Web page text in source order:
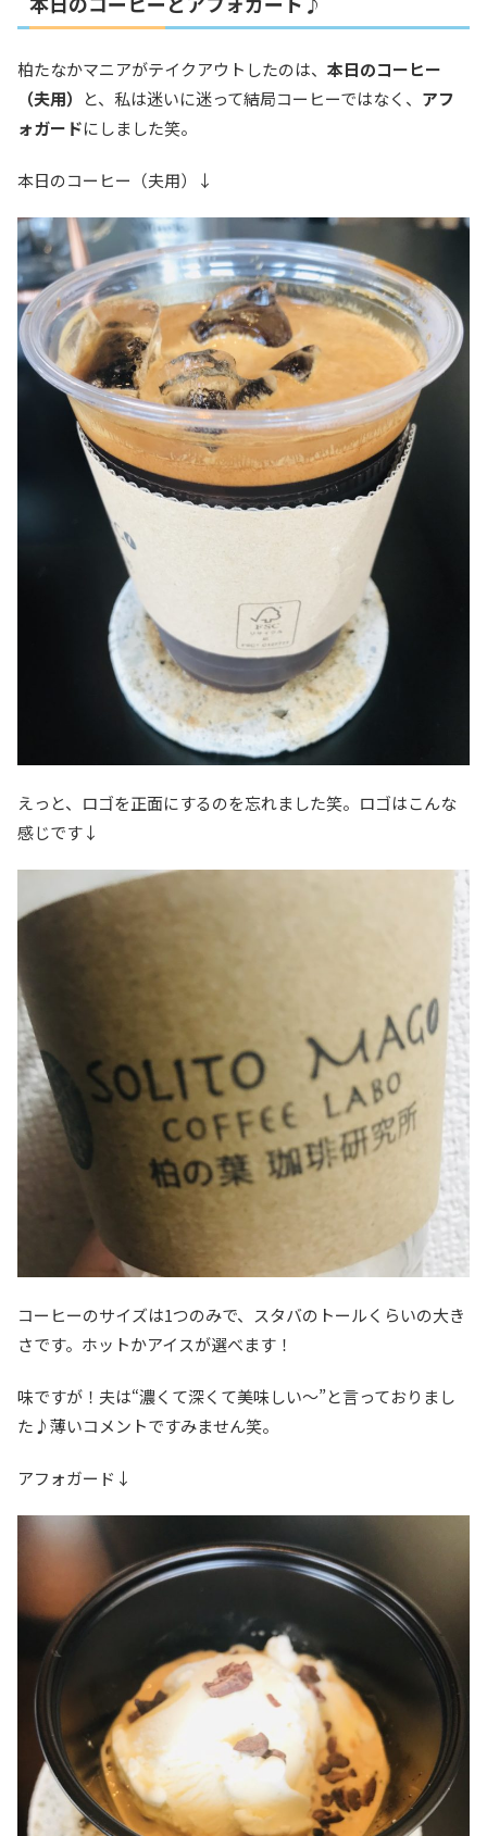
柏たなかマニアがテイクアウトしたのは、 本日のコーヒー
（夫用）
と、私は迷いに迷って結局コーヒーではなく、 アフ
ォガードにしました笑。
本日のコーヒー（夫用）↓
えっと、ロゴを正面にするのを忘れました笑。ロゴはこんな
感じです↓
コーヒーのサイズは1つのみで、スタバのトールくらいの大き
さです。ホットかアイスが選べます！
味ですが！夫は“濃くて深くて美味しい〜”と言っておりまし
た♪薄いコメントですみません笑。
アフォガード↓